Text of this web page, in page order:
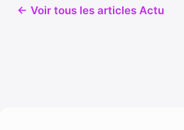
← Voir tous les articles Actu